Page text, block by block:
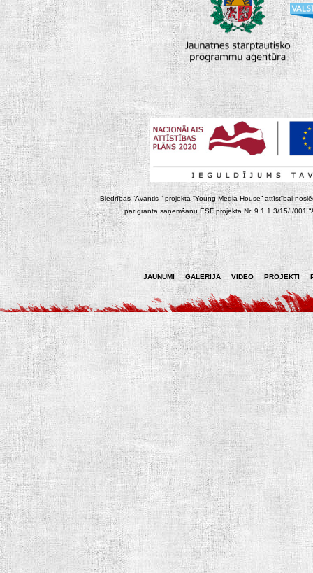
Biedrības “Avantis “ projekta “Young Media House” attīstībai
par granta saņemšanu ESF projekta Nr. 9.1.1.3/15/I/001
JAUNUMI GALERIJA VIDEO PROJEKTI